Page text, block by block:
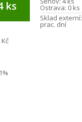
ks Ostrava: 0 ks
Sklad externí:
prac. dní